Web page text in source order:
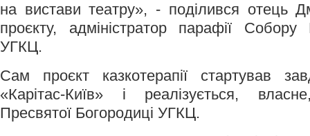
на вистави театру», - поділився отець
проєкту, адміністратор парафії Собору
УГКЦ.
Сам проєкт казкотерапії стартував
«Карітас-Київ» і реалізується,
Пресвятої Богородиці УГКЦ.